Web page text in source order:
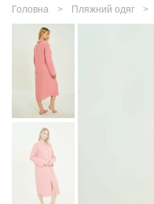
Головна Пляжний одяг